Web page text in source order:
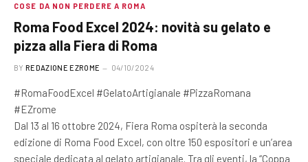
COSE DA NON PERDERE A ROMA
Roma Food Excel 2024: novità su gelato e
pizza alla Fiera di Roma
BY REDAZIONE EZROME 04/10/2024
#RomaFoodExcel #GelatoArtigianale #PizzaRomana
#EZrome
Dal 13 al 16 ottobre 2024, Fiera Roma ospiterà la seconda
edizione di Roma Food Excel, con oltre 150 espositori e un’area
speciale dedicata al gelato artigianale. Tra gli eventi, la “Coppa